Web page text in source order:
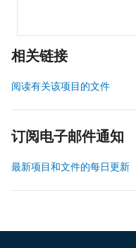
相关链接
阅读有关该项目的文件
订阅电子邮件通知
最新项目和文件的每日更新